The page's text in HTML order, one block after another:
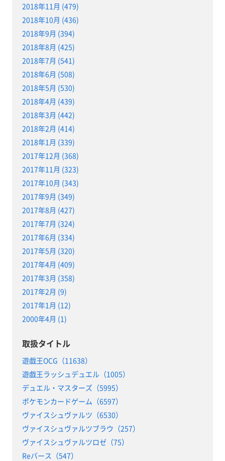
2018年11月 (479)
2018年10月 (436)
2018年9月 (394)
2018年8月 (425)
2018年7月 (541)
2018年6月 (508)
2018年5月 (530)
2018年4月 (439)
2018年3月 (442)
2018年2月 (414)
2018年1月 (339)
2017年12月 (368)
2017年11月 (323)
2017年10月 (343)
2017年9月 (349)
2017年8月 (427)
2017年7月 (324)
2017年6月 (334)
2017年5月 (320)
2017年4月 (409)
2017年3月 (358)
2017年2月 (9)
2017年1月 (12)
2000年4月 (1)
取扱タイトル
遊戯王OCG（11638）
遊戯王ラッシュデュエル（1005）
デュエル・マスターズ（5995）
ポケモンカードゲーム（6597）
ヴァイスシュヴァルツ（6530）
ヴァイスシュヴァルツブラウ（257）
ヴァイスシュヴァルツロゼ（75）
Reバース（547）